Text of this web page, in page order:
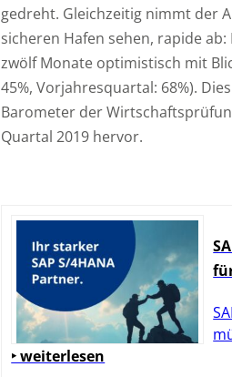
gedreht. Gleichzeitig nimmt der
sicheren Hafen sehen, rapide
zwölf Monate optimistisch mit
45%, Vorjahresquartal: 68%).
Barometer der
Quartal 2019 hervor.
‣ weiterlesen